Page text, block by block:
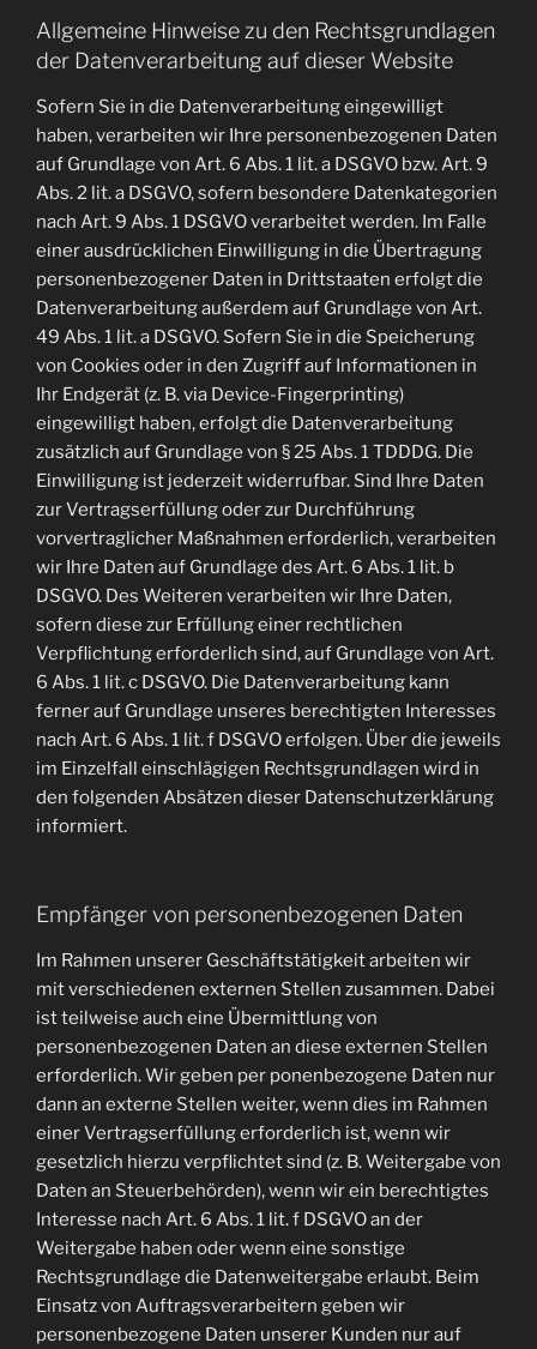
Allgemeine Hinweise zu den Rechtsgrundlagen
der Datenverarbeitung auf dieser Website
Sofern Sie in die Datenverarbeitung eingewilligt
haben, verarbeiten wir Ihre personenbezogenen Daten
auf Grundlage von Art. 6 Abs. 1 lit. a DSGVO bzw. Art. 9
Abs. 2 lit. a DSGVO, sofern besondere Datenkategorien
nach Art. 9 Abs. 1 DSGVO verarbeitet werden. Im Falle
einer ausdrücklichen Einwilligung in die Übertragung
personenbezogener Daten in Drittstaaten erfolgt die
Datenverarbeitung außerdem auf Grundlage von Art.
49 Abs. 1 lit. a DSGVO. Sofern Sie in die Speicherung
von Cookies oder in den Zugriff auf Informationen in
Ihr Endgerät (z. B. via Device-Fingerprinting)
eingewilligt haben, erfolgt die Datenverarbeitung
zusätzlich auf Grundlage von § 25 Abs. 1 TDDDG. Die
Einwilligung ist jederzeit widerrufbar. Sind Ihre Daten
zur Vertragserfüllung oder zur Durchführung
vorvertraglicher Maßnahmen erforderlich, verarbeiten
wir Ihre Daten auf Grundlage des Art. 6 Abs. 1 lit. b
DSGVO. Des Weiteren verarbeiten wir Ihre Daten,
sofern diese zur Erfüllung einer rechtlichen
Verpflichtung erforderlich sind, auf Grundlage von Art.
6 Abs. 1 lit. c DSGVO. Die Datenverarbeitung kann
ferner auf Grundlage unseres berechtigten Interesses
nach Art. 6 Abs. 1 lit. f DSGVO erfolgen. Über die jeweils
im Einzelfall einschlägigen Rechtsgrundlagen wird in
den folgenden Absätzen dieser Datenschutzerklärung
informiert.
Empfänger von personenbezogenen Daten
Im Rahmen unserer Geschäftstätigkeit arbeiten wir
mit verschiedenen externen Stellen zusammen. Dabei
ist teilweise auch eine Übermittlung von
personenbezogenen Daten an diese externen Stellen
erforderlich. Wir geben per ponenbezogene Daten nur
dann an externe Stellen weiter, wenn dies im Rahmen
einer Vertragserfüllung erforderlich ist, wenn wir
gesetzlich hierzu verpflichtet sind (z. B. Weitergabe von
Daten an Steuerbehörden), wenn wir ein berechtigtes
Interesse nach Art. 6 Abs. 1 lit. f DSGVO an der
Weitergabe haben oder wenn eine sonstige
Rechtsgrundlage die Datenweitergabe erlaubt. Beim
Einsatz von Auftragsverarbeitern geben wir
personenbezogene Daten unserer Kunden nur auf